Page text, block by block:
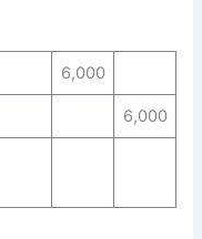
6,000
6,000